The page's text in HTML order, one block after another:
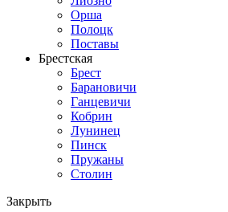
Орша
Полоцк
Поставы
Брестская
Брест
Барановичи
Ганцевичи
Кобрин
Лунинец
Пинск
Пружаны
Столин
Закрыть